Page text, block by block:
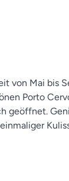
von Mai bis
Porto
geöffnet.